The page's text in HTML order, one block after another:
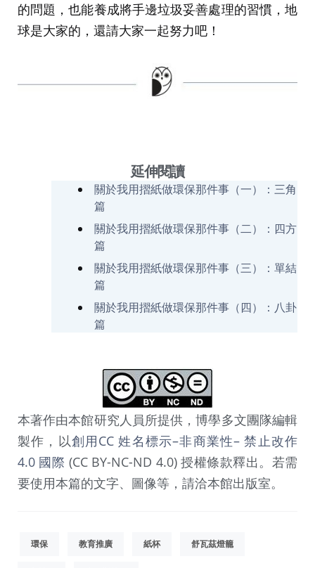
的問題，也能養成將手邊垃圾妥善處理的習慣，地
球是大家的，還請大家一起努力吧！
延伸閱讀
關於我用摺紙做環保那件事（一）：三角
篇
關於我用摺紙做環保那件事（二）：四方
篇
關於我用摺紙做環保那件事（三）：單結
篇
關於我用摺紙做環保那件事（四）：八卦
篇
本著作由本館研究人員所提供，博學多文團隊編輯
製作，以創用CC 姓名標示–非商業性– 禁止改作
4.0 國際 (CC BY-NC-ND 4.0) 授權條款釋出。若需
要使用本篇的文字、圖像等，請洽本館出版室。
環保 教育推廣 紙杯 舒瓦茲燈籠